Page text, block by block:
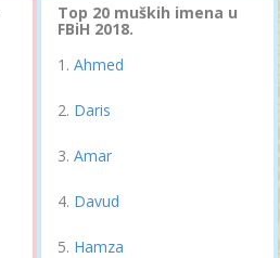
Top 20 muških imena u
FBiH 2018.
Ahmed
Daris
Amar
Davud
Hamza